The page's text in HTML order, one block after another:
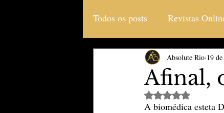
Todos os posts Revistas
Gastronomia & Turismo
TheVipClubBusiness
Afinal,
Absolute Rio 19
Avaliado com NaN
A biomédica esteta